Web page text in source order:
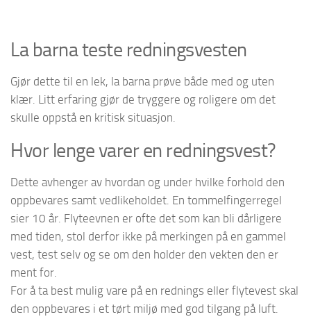
La barna teste redningsvesten
Gjør dette til en lek, la barna prøve både med og uten
klær. Litt erfaring gjør de tryggere og roligere om det
skulle oppstå en kritisk situasjon.
Hvor lenge varer en redningsvest?
Dette avhenger av hvordan og under hvilke forhold den
oppbevares samt vedlikeholdet. En tommelfingerregel
sier 10 år. Flyteevnen er ofte det som kan bli dårligere
med tiden, stol derfor ikke på merkingen på en gammel
vest, test selv og se om den holder den vekten den er
ment for.
For å ta best mulig vare på en rednings eller flytevest skal
den oppbevares i et tørt miljø med god tilgang på luft.